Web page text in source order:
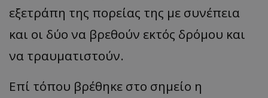
εξετράπη της πορείας της με συνέπεια
και οι δύο να βρεθούν εκτός δρόμου και
να τραυματιστούν.
Επί τόπου βρέθηκε στο σημείο η